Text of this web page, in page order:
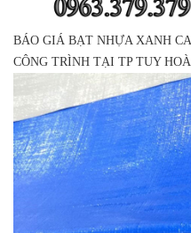
BÁO GIÁ BẠT NHỰA XANH
CÔNG TRÌNH TẠI TP TUY